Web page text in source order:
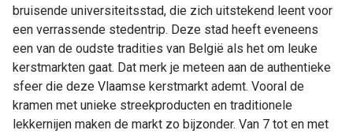
bruisende universiteitsstad, die zich uitstekend leent voor
een verrassende stedentrip. Deze stad heeft eveneens
een van de oudste tradities van België als het om leuke
kerstmarkten gaat. Dat merk je meteen aan de authentieke
sfeer die deze Vlaamse kerstmarkt ademt. Vooral de
kramen met unieke streekproducten en traditionele
lekkernijen maken de markt zo bijzonder. Van 7 tot en met